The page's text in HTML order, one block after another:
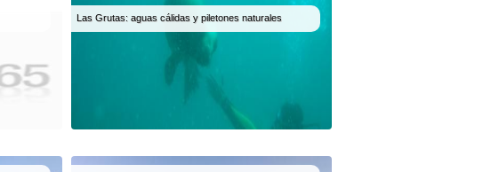
Las Grutas: aguas cálidas y piletones naturales